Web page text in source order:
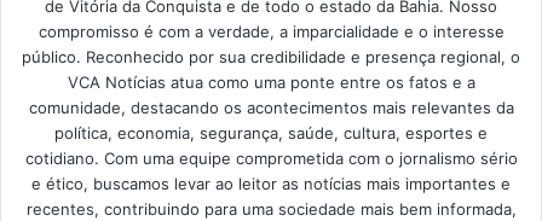
de Vitória da Conquista e de todo o estado da Bahia. Nosso
compromisso é com a verdade, a imparcialidade e o interesse
público. Reconhecido por sua credibilidade e presença regional, o
VCA Notícias atua como uma ponte entre os fatos e a
comunidade, destacando os acontecimentos mais relevantes da
política, economia, segurança, saúde, cultura, esportes e
cotidiano. Com uma equipe comprometida com o jornalismo sério
e ético, buscamos levar ao leitor as notícias mais importantes e
recentes, contribuindo para uma sociedade mais bem informada,